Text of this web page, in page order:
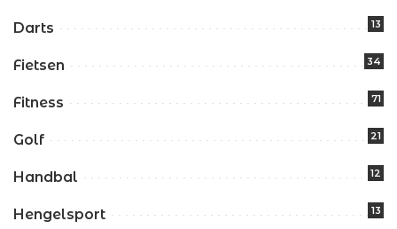
Darts 13
Fietsen 34
Fitness 71
Golf 21
Handbal 12
Hengelsport 13